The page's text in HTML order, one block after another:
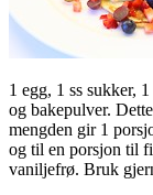
1 egg, 1 ss sukker,
og bakepulver.
mengden gir 1
og til en porsjon til
vaniljefrø. Bruk